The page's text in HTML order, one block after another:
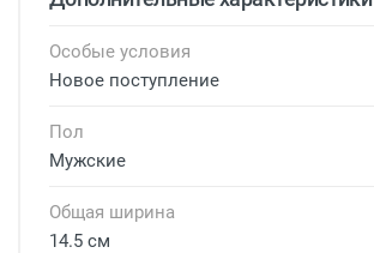
Особые условия
Новое поступление
Пол
Мужские
Общая ширина
14.5 см